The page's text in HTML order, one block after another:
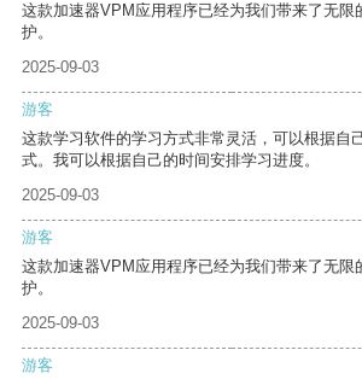
这款加速器VPM应用程序已经为我们带来了无限
护。
2025-09-03
游客
这款学习软件的学习方式非常灵活，可以根据自
式。我可以根据自己的时间安排学习进度。
2025-09-03
游客
这款加速器VPM应用程序已经为我们带来了无限
护。
2025-09-03
游客